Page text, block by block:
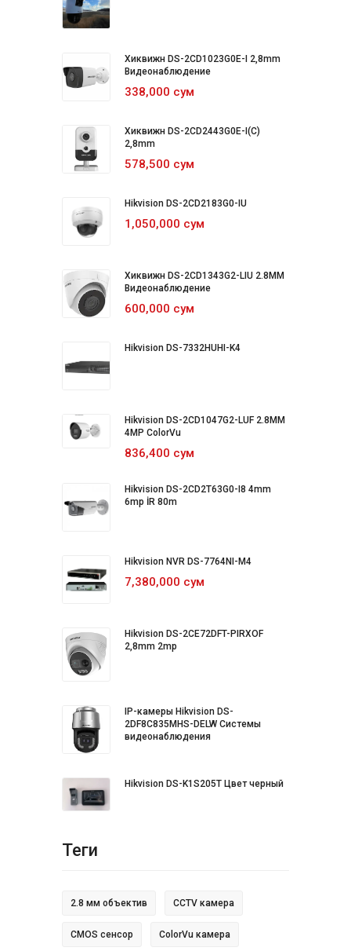
Хиквижн DS-2CD1023G0E-I 2,8mm
Видеонаблюдение
338,000 сум
Хиквижн DS-2CD2443G0E-I(C)
2,8mm
578,500 сум
Hikvision DS-2CD2183G0-IU
1,050,000 сум
Хиквижн DS-2CD1343G2-LIU 2.8MM
Видеонаблюдение
600,000 сум
Hikvision DS-7332HUHI-K4
Hikvision DS-2CD1047G2-LUF 2.8MM
4MP ColorVu
836,400 сум
Hikvision DS-2CD2T63G0-I8 4mm
6mp İR 80m
Hikvision NVR DS-7764NI-M4
7,380,000 сум
Hikvision DS-2CE72DFT-PIRXOF
2,8mm 2mp
IP-камеры Hikvision DS-
2DF8C835MHS-DELW Системы
видеонаблюдения
Hikvision DS-K1S205T Цвет черный
Теги
2.8 мм объектив CCTV камера
CMOS сенсор ColorVu камера